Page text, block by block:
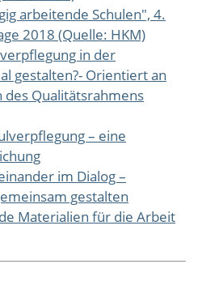
arbeitende Schulen", 4.
2018 (Quelle: HKM)
in der
gestalten?- Orientiert an
des Qualitätsrahmens
– eine
im Dialog –
gestalten
Materialien für die Arbeit